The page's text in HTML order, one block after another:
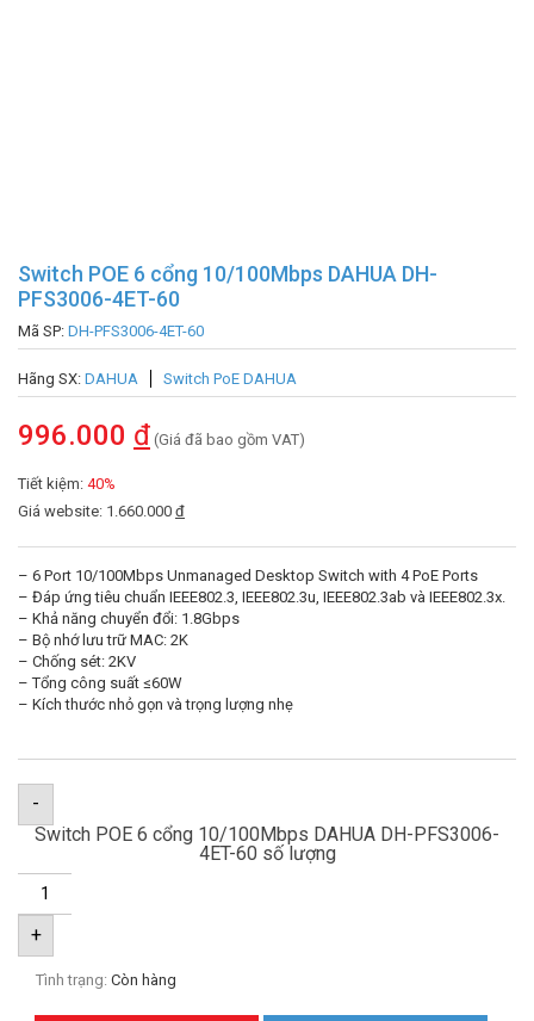
Switch POE 6 cổng 10/100Mbps DAHUA DH-
PFS3006-4ET-60
Mã SP: DH-PFS3006-4ET-60
Hãng SX: DAHUA Switch PoE DAHUA
996.000 đ (Giá đã bao gồm VAT)
Tiết kiệm: 40%
Giá website: 1.660.000 đ
– 6 Port 10/100Mbps Unmanaged Desktop Switch with 4 PoE Ports
– Đáp ứng tiêu chuẩn IEEE802.3, IEEE802.3u, IEEE802.3ab và IEEE802.3x.
– Khả năng chuyển đổi: 1.8Gbps
– Bộ nhớ lưu trữ MAC: 2K
– Chống sét: 2KV
– Tổng công suất ≤60W
– Kích thước nhỏ gọn và trọng lượng nhẹ
-
Switch POE 6 cổng 10/100Mbps DAHUA DH-PFS3006-
4ET-60 số lượng
+
Tình trạng: Còn hàng